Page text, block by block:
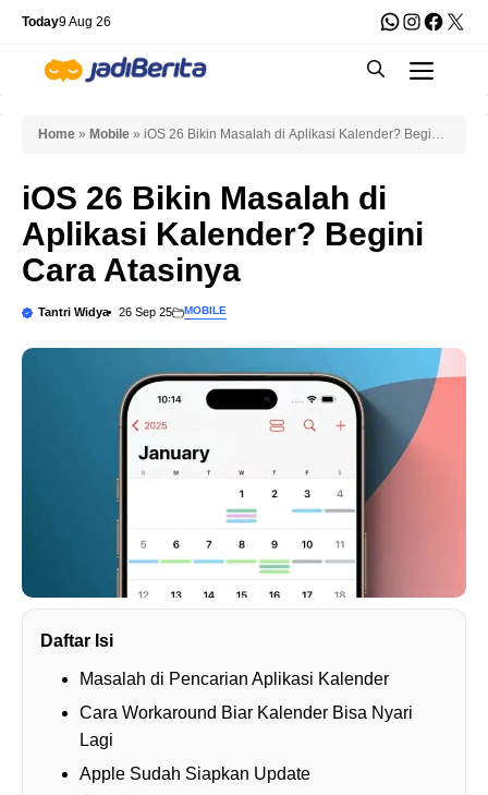
Skip
content
Today9 Aug 26 WhatsApp
X
Home » Mobile » iOS 26 Bikin Masalah di Aplikasi Kalender? Begini
iOS 26 Bikin Masalah di
Aplikasi Kalender? Begini
Cara Atasinya
Tantri Widya 26 Sep 25 MOBILE
Daftar Isi
Masalah di Pencarian Aplikasi Kalender
Cara Workaround Biar Kalender Bisa Nyari
Lagi
Apple Sudah Siapkan Update